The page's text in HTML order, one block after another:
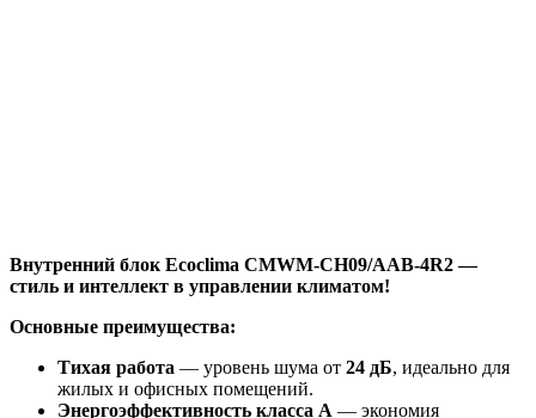
Внутренний блок Ecoclima CMWM-CH09/AAB-4R2 —
стиль и интеллект в управлении климатом!
Основные преимущества:
Тихая работа — уровень шума от 24 дБ, идеально для
жилых и офисных помещений.
Энергоэффективность класса A — экономия